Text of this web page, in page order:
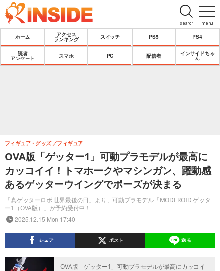
menu
search
ホーム
アクセス
ランキング
スイッチ PS5 PS4
読者
アンケート
スマホ PC 配信者
インサイドちゃ
ん
OVA版「ゲッター1」可動プラモデルが最高に
カッコイイ！トマホークやマシンガン、躍動感
あるゲッターウイングでポーズが決まる
「真ゲッターロボ 世界最後の日」より、可動プラモデル「MODEROID ゲッタ
ー1（OVA版）」が予約受付中！
フィギュア・グッズ フィギュア
2025.12.15 Mon 17:40
シェア ポスト 送る
OVA版「ゲッター1」可動プラモデルが最高にカッコイ